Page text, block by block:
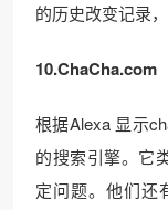
的历史改变记录
10.ChaCha.com
根据Alexa 显示
的搜索引擎。它
定问题。他们还